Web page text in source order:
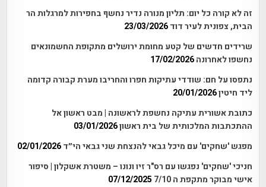
זה לא קורה כל יום: תליון מנורה נדיר נחשף בחפירות למרגלות הר
הבית, צפונית לעיר דוד 23/03/2026
שרידים חדשים של קטע מחומת ירושלים מתקופת החשמונאים
נחשפו לאחרונה 17/02/2026
נתפסו על חם: שודדי עתיקות חפרו והחריבו מערת קבורה קדומה
ליד חיטין20/01/2026
כתובת אשורית עתיקה נחשפת לראשונה | מבט ראשון אל
ההתכתבות המלכותית של בית ראשון03/01/2026
מפגש 'שחקים' עם מיכל גבאי להנצחת שני גבאי הי״ד 02/01/2026
חניכי 'שחקים' נפגשו עם רס"ר זיו ונונו – משטרת אשקלון | סיפור
אישי מבוקר מתקפת ה 7/10
07/12/2025